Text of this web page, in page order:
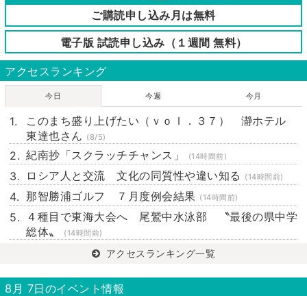
ご購読申し込み月は無料
電子版 試読申し込み（１週間 無料）
アクセスランキング
今日 今週 今月
このまち盛り上げたい（ｖｏｌ．３７） 瀞ホテル
東達也さん (8/5)
紀南抄「スクラッチチャンス」 (14時間前)
ロシア人と交流 文化の同質性や違い知る (14時間前)
那智勝浦ゴルフ ７月度例会結果 (14時間前)
４種目で東海大会へ 尾鷲中水泳部 〝最後の県中学
総体〟
(14時間前)
アクセスランキング一覧
8月 7日のイベント情報